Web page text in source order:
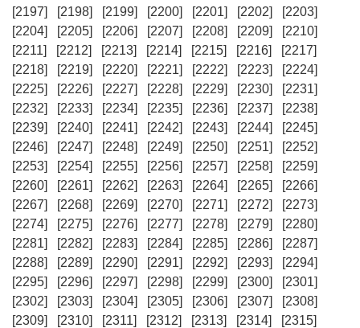
[2197]
[2198] [2199] [2200] [2201] [2202]
[2203]
[2204]
[2205] [2206] [2207] [2208] [2209]
[2210]
[2211]
[2212] [2213] [2214] [2215] [2216]
[2217]
[2218]
[2219] [2220] [2221] [2222] [2223]
[2224]
[2225]
[2226] [2227] [2228] [2229] [2230]
[2231]
[2232]
[2233] [2234] [2235] [2236] [2237]
[2238]
[2239]
[2240] [2241] [2242] [2243] [2244]
[2245]
[2246]
[2247] [2248] [2249] [2250] [2251]
[2252]
[2253]
[2254] [2255] [2256] [2257] [2258]
[2259]
[2260]
[2261] [2262] [2263] [2264] [2265]
[2266]
[2267]
[2268] [2269] [2270] [2271] [2272]
[2273]
[2274]
[2275] [2276] [2277] [2278] [2279]
[2280]
[2281]
[2282] [2283] [2284] [2285] [2286]
[2287]
[2288]
[2289] [2290] [2291] [2292] [2293]
[2294]
[2295]
[2296] [2297] [2298] [2299] [2300]
[2301]
[2302]
[2303] [2304] [2305] [2306] [2307]
[2308]
[2309]
[2310] [2311] [2312] [2313] [2314]
[2315]